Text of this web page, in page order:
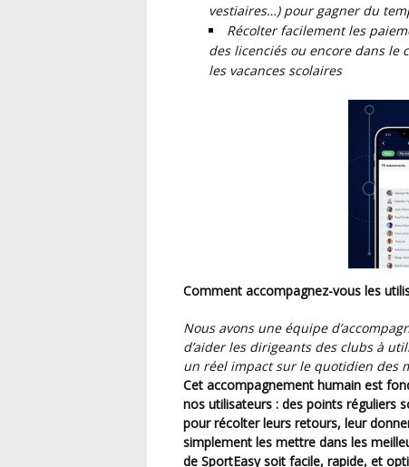
vestiaires…) pour gagner du
Récolter facilement les
des licenciés ou encore dans le
les vacances scolaires
Comment accompagnez-vous les
Nous avons une équipe d’accompagnement dédiée dans l’entreprise qui a pour objectif
d’aider les dirigeants des clubs à
un réel impact sur le quotidien des
Cet accompagnement humain est fondamental pour nous afin de ne pas lâcher dans la nature
nos utilisateurs : des points réguliers
pour récolter leurs retours, leur
simplement les mettre dans les
de SportEasy soit facile, rapide, et